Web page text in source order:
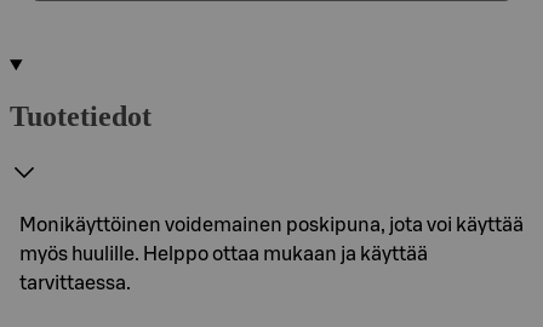
Tuotetiedot
Monikäyttöinen voidemainen poskipuna, jota voi käyttää
myös huulille. Helppo ottaa mukaan ja käyttää
tarvittaessa.